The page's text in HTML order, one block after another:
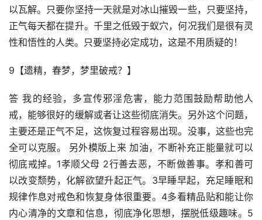
以瓦解。只要你坚持一天就是对冰山摧毁一些，只要坚持，
正气每天都在提升。千里之低毁于蚁穴，何况我们是很有灵
性和悟性的人类。只要坚持必定成功，这是不用质疑的！
9【遗精，春梦，梦里破戒？】
答 我的经验，多宣传邪淫危害，能力范围鼓励帮助他人
戒，能够很好的缓解或者让这些彻底消失。另外这个问题，
主要还是正气不足，这恢复过程容易出现。没事，这些也完
全可以克服。 另外模版上来 加油，不断补充正能量就可以
彻底戒掉。1孝顺父母 2行善去恶，不断做善事。孝和善可
以改变颓势，化解欲望升起正气。3早睡早起，充足睡眠和
规律作息对戒色和恢复身体很重要。4多看精品贴和能让你
内心清净的文章和信息，彻底净化思想，摆脱低级趣味。5